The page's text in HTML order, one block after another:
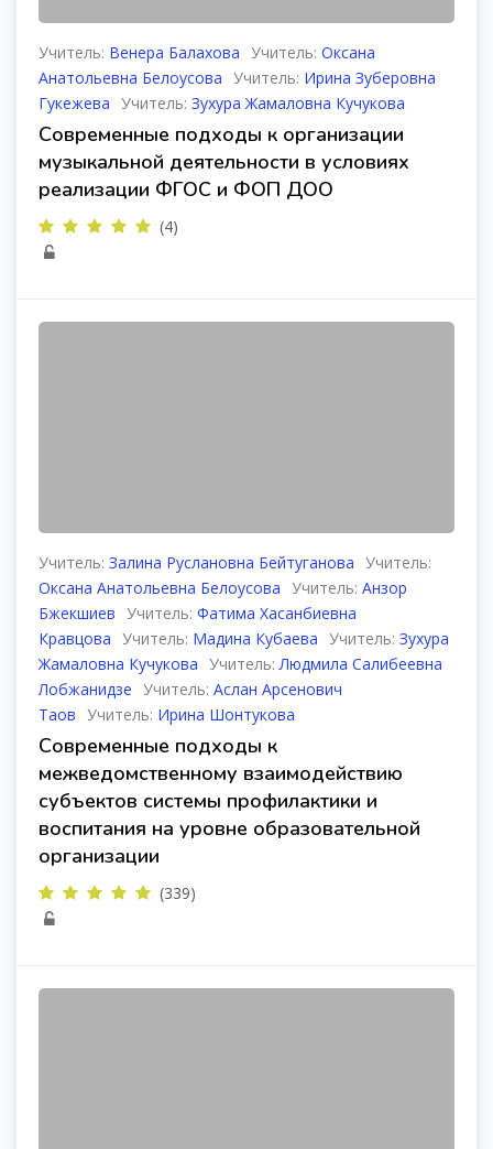
Учитель: Венера Балахова Учитель: Оксана
Анатольевна Белоусова Учитель: Ирина Зуберовна
Гукежева Учитель: Зухура Жамаловна Кучукова
Современные подходы к организации
музыкальной деятельности в условиях
реализации ФГОС и ФОП ДОО
(4)
Учитель: Залина Руслановна Бейтуганова Учитель:
Оксана Анатольевна Белоусова Учитель: Анзор
Бжекшиев Учитель: Фатима Хасанбиевна
Кравцова Учитель: Мадина Кубаева Учитель: Зухура
Жамаловна Кучукова Учитель:Людмила Салибеевна
Лобжанидзе Учитель: Аслан Арсенович
Таов Учитель: Ирина Шонтукова
Современные подходы к
межведомственному взаимодействию
субъектов системы профилактики и
воспитания на уровне образовательной
организации
(339)